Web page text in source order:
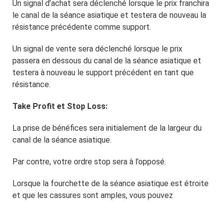
Un signal d’achat sera déclenché lorsque le prix franchira
le canal de la séance asiatique et testera de nouveau la
résistance précédente comme support.
Un signal de vente sera déclenché lorsque le prix
passera en dessous du canal de la séance asiatique et
testera à nouveau le support précédent en tant que
résistance.
Take Profit et Stop Loss:
La prise de bénéfices sera initialement de la largeur du
canal de la séance asiatique.
Par contre, votre ordre stop sera à l’opposé.
Lorsque la fourchette de la séance asiatique est étroite
et que les cassures sont amples, vous pouvez